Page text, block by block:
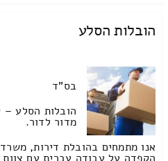
הובלות הסלע
בס"ד
הובלות הסלע –
מדור לדור.
אנו מתמחים בהובלת דירות,